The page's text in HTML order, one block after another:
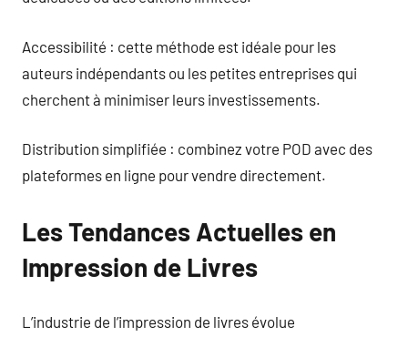
Accessibilité : cette méthode est idéale pour les
auteurs indépendants ou les petites entreprises qui
cherchent à minimiser leurs investissements.
Distribution simplifiée : combinez votre POD avec des
plateformes en ligne pour vendre directement.
Les Tendances Actuelles en
Impression de Livres
L’industrie de l’impression de livres évolue